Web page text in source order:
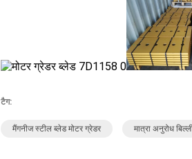
टैग:
मैंगनीज स्टील ब्लेड मोटर ग्रेडर मात्रा अनुरोध